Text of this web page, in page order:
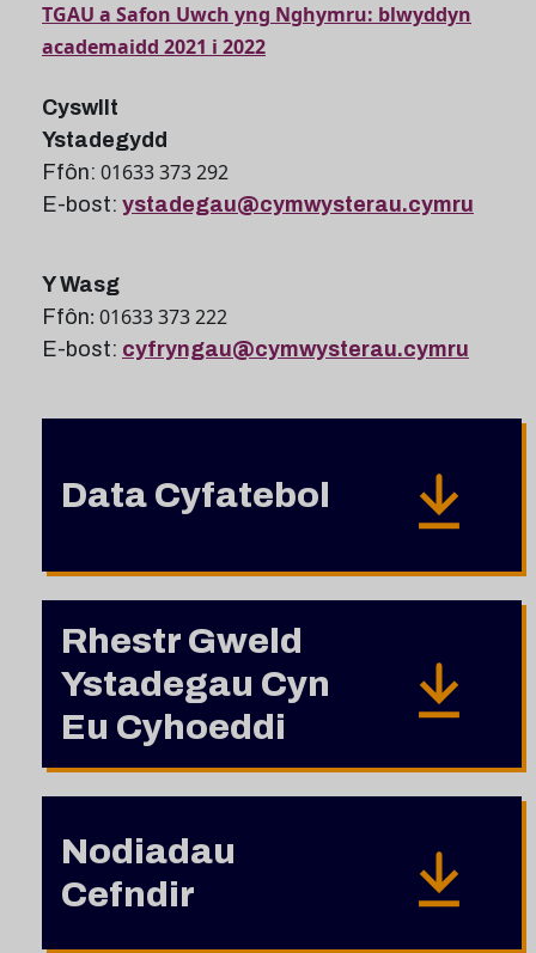
TGAU a Safon Uwch yng Nghymru: blwyddyn
academaidd 2021 i 2022
Cyswllt
Ystadegydd
Ffôn: 01633 373 292
E-bost: ystadegau@cymwysterau.cymru
Y Wasg
Ffôn: 01633 373 222
E-bost: cyfryngau@cymwysterau.cymru
Data Cyfatebol
Rhestr Gweld
Ystadegau Cyn
Eu Cyhoeddi
Nodiadau
Cefndir